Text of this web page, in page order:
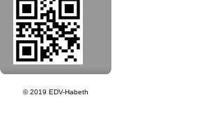
© 2019 EDV-Habeth